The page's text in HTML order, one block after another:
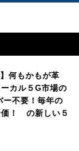
何もかもが革
カル５G市場の
ー不要！毎年の
価！ の新しい５